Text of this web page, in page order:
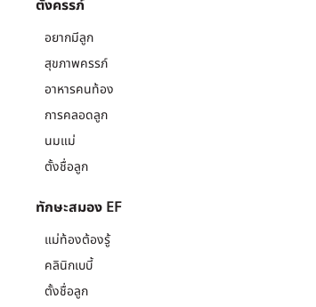
ตั้งครรภ์
อยากมีลูก
สุขภาพครรภ์
อาหารคนท้อง
การคลอดลูก
นมแม่
ตั้งชื่อลูก
ทักษะสมอง EF
แม่ท้องต้องรู้
คลินิกเบบี้
ตั้งชื่อลูก